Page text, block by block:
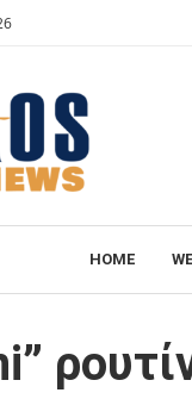
HOME
Η “mini”